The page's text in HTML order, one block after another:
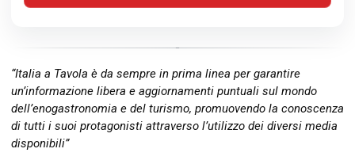
“Italia a Tavola è da sempre in prima linea per garantire
un’informazione libera e aggiornamenti puntuali sul mondo
dell’enogastronomia e del turismo, promuovendo la conoscenza
di tutti i suoi protagonisti attraverso l’utilizzo dei diversi media
disponibili”